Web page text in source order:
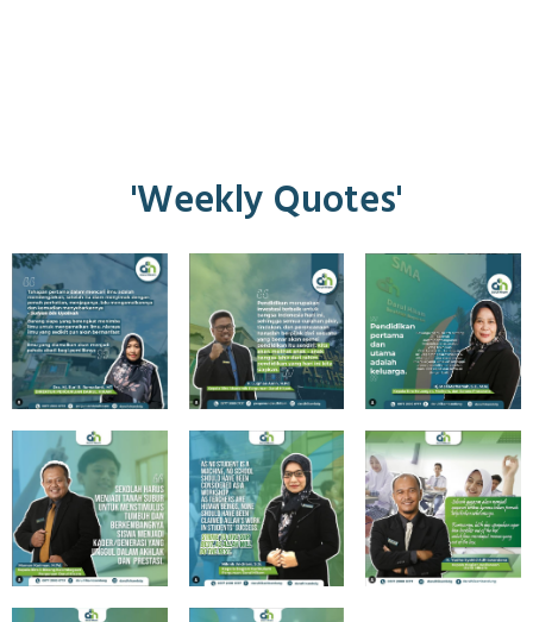
'Weekly Quotes'